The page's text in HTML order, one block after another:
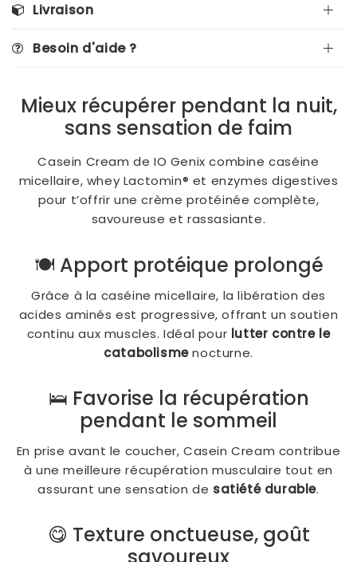
Livraison
Besoin d'aide ?
Mieux récupérer pendant la nuit,
sans sensation de faim
Casein Cream de IO Genix combine caséine
micellaire, whey Lactomin® et enzymes digestives
pour t’offrir une crème protéinée complète,
savoureuse et rassasiante.
🍽️ Apport protéique prolongé
Grâce à la caséine micellaire, la libération des
acides aminés est progressive, offrant un soutien
continu aux muscles. Idéal pour lutter contre le
catabolismenocturne.
🛌 Favorise la récupération
pendant le sommeil
En prise avant le coucher, Casein Cream contribue
à une meilleure récupération musculaire tout en
assurant une sensation de satiété durable.
😋 Texture onctueuse, goût
savoureux